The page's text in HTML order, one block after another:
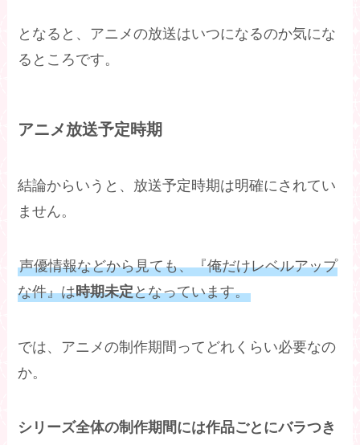
となると、アニメの放送はいつになるのか気にな
るところです。
アニメ放送予定時期
結論からいうと、放送予定時期は明確にされてい
ません。
声優情報などから見ても、『俺だけレベルアップ
な件』は時期未定となっています。
では、アニメの制作期間ってどれくらい必要なの
か。
シリーズ全体の制作期間には作品ごとにバラつき